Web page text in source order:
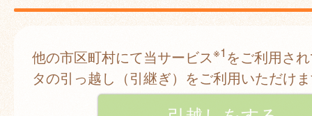
他の市区町村にて当サービス※1 をご利用さ
タの引っ越し（引継ぎ）をご利用いただけ